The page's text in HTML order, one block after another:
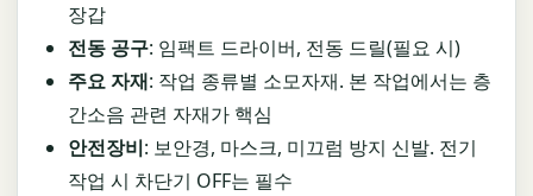
장갑
전동 공구: 임팩트 드라이버, 전동 드릴(필요 시)
주요 자재: 작업 종류별 소모자재. 본 작업에서는 층
간소음 관련 자재가 핵심
안전장비: 보안경, 마스크, 미끄럼 방지 신발. 전기
작업 시 차단기 OFF는 필수